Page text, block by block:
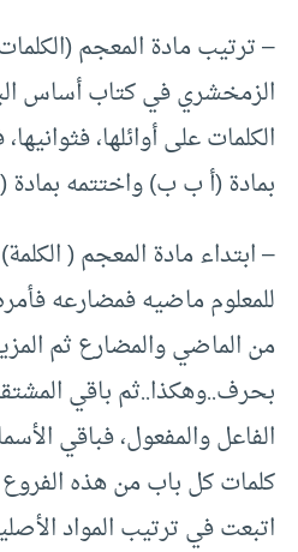
– ترتيب مادة المعجم
الزمخشري في كتاب أساس
الكلمات على أوائلها،
بمادة (أ ب ب) واختتمه
– ابتداء مادة المعجم (
للمعلوم ماضيه فمضارعه
من الماضي والمضارع ثم
بحرف..وهكذا..ثم باقي
الفاعل والمفعول، فباقي
كلمات كل باب من هذه
اتبعت في ترتيب المواد